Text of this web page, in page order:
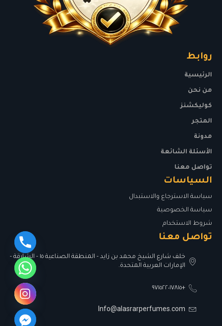
روابط
الرئيسية
من نحن
كوليكشنز
المتجر
مدونة
الأسئلة الشائعة
تواصل معنا
السياسات
سياسة الاسترجاع والاستبدال
سياسة الخصوصية
شروط الاستخدام
تواصل معنا
خلف شارع الشيخ محمد بن زايد - المنطقة الصناعية ١٥ - الشارقة -
الإمارات العربية المتحدة.
+٩٧١٥٢٢٠١٧٨١٥
Info@alasrarperfumes.com